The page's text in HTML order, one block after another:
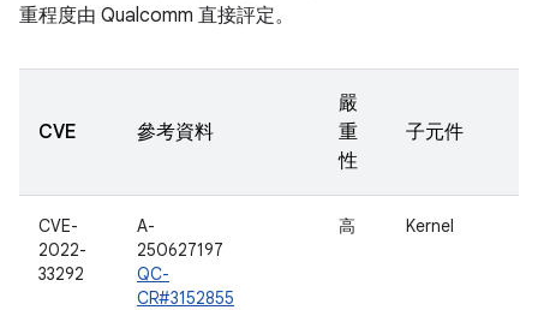
重程度由 Qualcomm 直接評定。
CVE 參考資料
嚴
重
性
子元件
CVE-
2022-
33292
A-
250627197
QC-
CR#3152855
高 Kernel